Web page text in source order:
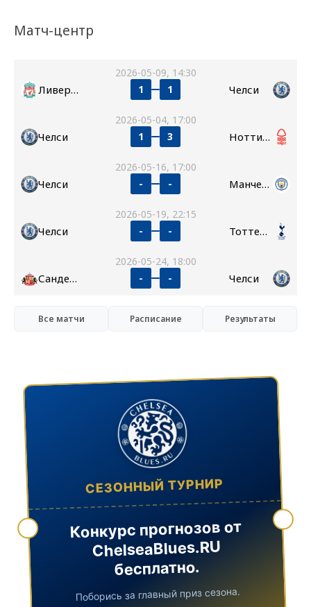
Матч-центр
2026-05-09, 14:30
Ливерпуль 1 1 Челси
2026-05-04, 17:00
Челси 1 3 Ноттингем Форест
2026-05-16, 17:00
Челси - - Манчестер Сити
2026-05-19, 22:15
Челси - - Тоттенхэм
2026-05-24, 18:00
Сандерленд - - Челси
Все матчи Расписание Результаты
СЕЗОННЫЙ ТУРНИР
Конкурс прогнозов от
ChelseaBlues.RU
бесплатно.
Поборись за главный приз сезона.